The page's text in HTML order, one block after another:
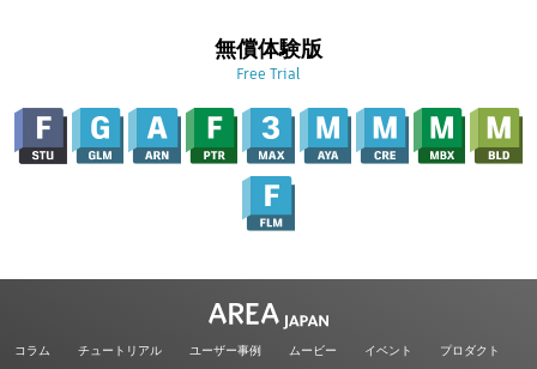
無償体験版
Free Trial
コラム チュートリアル ユーザー事例 ムービー イベント
プロダクト